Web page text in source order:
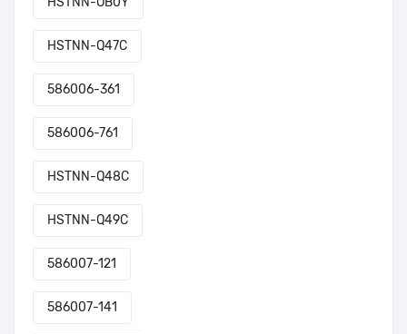
HSTNN-Q47C
586006-361
586006-761
HSTNN-Q48C
HSTNN-Q49C
586007-121
586007-141